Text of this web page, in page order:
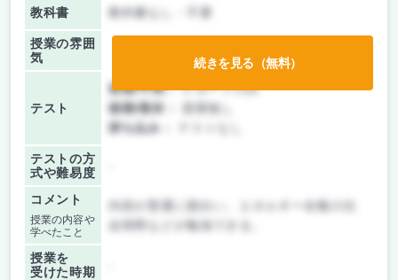
教科書 教科書なし・不要
授業の雰囲
気
テスト
前期/中間：レポートのみ
後期/期末：
授業無し
持ち込み：
テストの方
式や難易度
コメント
授業の内容や
学べたこと
内容が普通に面白い。エネルギー全般の社
会情勢などが勉強できる。
授業を
受けた時期
続きを見る（無料）